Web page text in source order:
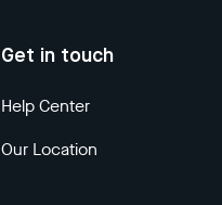
Get in touch
Help Center
Our Location